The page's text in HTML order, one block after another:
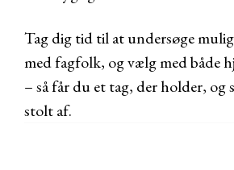
Tag dig tid til at undersøge
med fagfolk, og vælg med både
– så får du et tag, der holder, og
stolt af.